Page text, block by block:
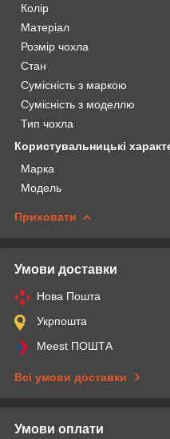
Колір
Матеріал
Розмір чохла
Стан
Сумісність з маркою
Сумісність з моделлю
Тип чохла
Користувальницькі
Марка
Модель
Приховати
Умови доставки
Нова Пошта
Укрпошта
Meest ПОШТА
Всі умови доставки
Умови оплати